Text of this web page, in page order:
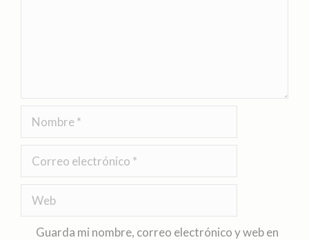
Guarda mi nombre, correo electrónico y web en